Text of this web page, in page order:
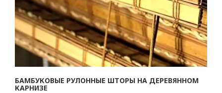
БАМБУКОВЫЕ РУЛОННЫЕ ШТОРЫ НА ДЕРЕВЯННОМ
КАРНИЗЕ